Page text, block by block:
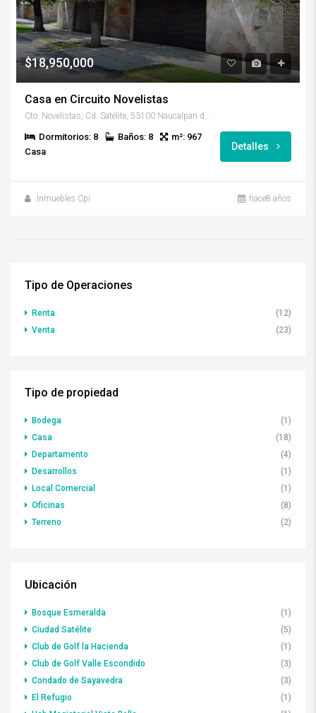
$18,950,000
Casa en Circuito Novelistas
Cto. Novelistas, Cd. Satélite, 53100 Naucalpan de Juárez, Méx., México
Dormitorios: 8 Baños: 8
m²: 967
Casa
Detalles
Inmuebles Cpi hace8 años
Tipo de Operaciones
Renta
(12)
Venta
(23)
Tipo de propiedad
Bodega
(1)
Casa
(18)
Departamento
(4)
Desarrollos
(1)
Local Comercial
(1)
Oficinas
(8)
Terreno
(2)
Ubicación
Bosque Esmeralda
(1)
Ciudad Satélite
(5)
Club de Golf la Hacienda
(1)
Club de Golf Valle Escondido
(3)
Condado de Sayavedra
(3)
El Refugio
(1)